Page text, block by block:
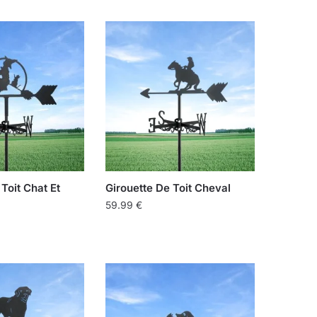
Chat Et
Girouette De Toit Cheval
59.99 €
a
variations.